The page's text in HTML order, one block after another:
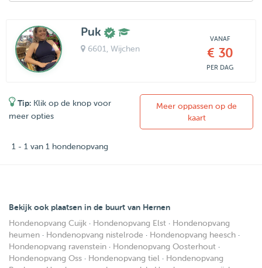
Puk
6601 , Wijchen
VANAF
€ 30
PER DAG
Tip: Klik op de knop voor
meer opties
Meer oppassen op de
kaart
1 - 1 van 1 hondenopvang
Bekijk ook plaatsen in de buurt van Hernen
Hondenopvang Cuijk · Hondenopvang Elst · Hondenopvang
heumen · Hondenopvang nistelrode · Hondenopvang heesch ·
Hondenopvang ravenstein · Hondenopvang Oosterhout ·
Hondenopvang Oss · Hondenopvang tiel · Hondenopvang